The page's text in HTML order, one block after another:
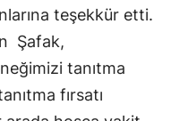
teşekkür etti.
Şafak,
tanıtma
fırsatı